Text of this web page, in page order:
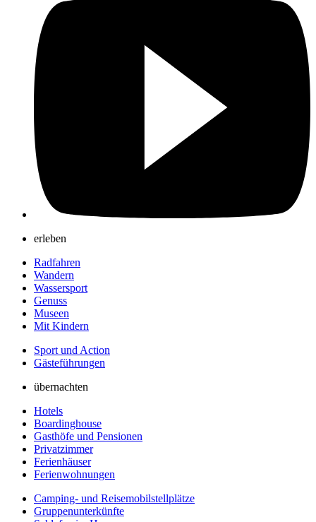
erleben
Radfahren
Wandern
Wassersport
Genuss
Museen
Mit Kindern
Sport und Action
Gästeführungen
übernachten
Hotels
Boardinghouse
Gasthöfe und Pensionen
Privatzimmer
Ferienhäuser
Ferienwohnungen
Camping- und Reisemobilstellplätze
Gruppenunterkünfte